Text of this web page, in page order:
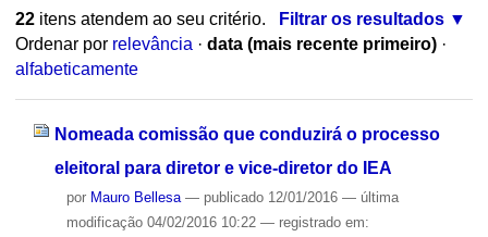
22itens atendem ao seu critério.
Filtrar os resultados
Ordenar por relevância · data (mais recente primeiro) ·
alfabeticamente
Nomeada comissão que conduzirá o processo
eleitoral para diretor e vice-diretor do IEA
por Mauro Bellesa — publicado12/01/2016 — última
modificação04/02/2016 10:22 — registrado em: